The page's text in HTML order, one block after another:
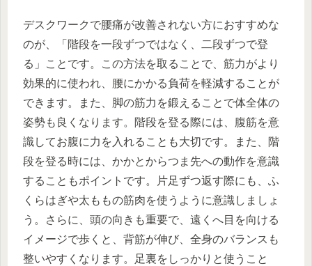
デスクワークで腰痛が改善されない方におすすめな
のが、「階段を一段ずつではなく、二段ずつで登
る」ことです。この方法を取ることで、筋力がより
効果的に使われ、腰にかかる負荷を軽減することが
できます。また、脚の筋力を鍛えることで体全体の
姿勢も良くなります。階段を登る際には、腹筋を意
識してお腹に力を入れることも大切です。また、階
段を登る時には、かかとからつま先への動作を意識
することもポイントです。片足ずつ返す際にも、ふ
くらはぎや太ももの筋肉を使うように意識しましょ
う。さらに、頭の向きも重要で、遠くへ目を向ける
イメージで歩くと、背筋が伸び、全身のバランスも
整いやすくなります。足裏をしっかりと使うこと